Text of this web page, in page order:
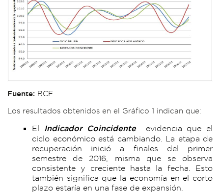
Fuente: BCE.
Los resultados obtenidos en el Gráfico 1 indican que:
El Indicador Coincidente
evidencia que el
ciclo económico está cambiando. La etapa de
recuperación inició a finales del primer
semestre de 2016, misma que se observa
consistente y creciente hasta la fecha. Esto
también significa que la economía en el corto
plazo estaría en una fase de expansión.